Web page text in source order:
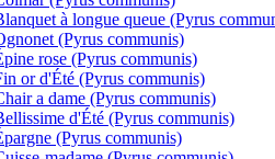
à longue queue (Pyrus
(Pyrus communis)
rose (Pyrus communis)
or d'Été (Pyrus communis)
a dame (Pyrus communis)
d'Été (Pyrus communis)
(Pyrus communis)